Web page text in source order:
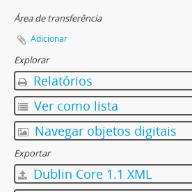
Área de transferência
Adicionar
Explorar
Relatórios
Ver como lista
Navegar objetos digitais
Exportar
Dublin Core 1.1 XML